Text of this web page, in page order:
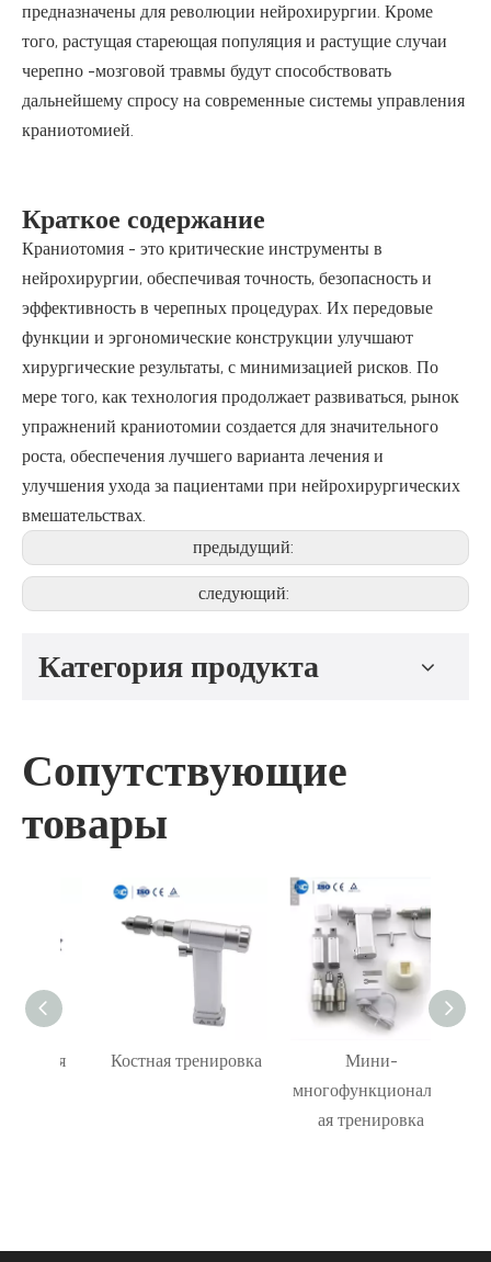
предназначены для революции нейрохирургии. Кроме
того, растущая стареющая популяция и растущие случаи
черепно -мозговой травмы будут способствовать
дальнейшему спросу на современные системы управления
краниотомией.
Краткое содержание
Краниотомия - это критические инструменты в
нейрохирургии, обеспечивая точность, безопасность и
эффективность в черепных процедурах. Их передовые
функции и эргономические конструкции улучшают
хирургические результаты, с минимизацией рисков. По
мере того, как технология продолжает развиваться, рынок
упражнений краниотомии создается для значительного
роста, обеспечения лучшего варианта лечения и
улучшения ухода за пациентами при нейрохирургических
вмешательствах.
предыдущий:
следующий:
Категория продукта
Сопутствующие
товары
Костная тренировка
Мини-
многофункциональн
ая тренировка